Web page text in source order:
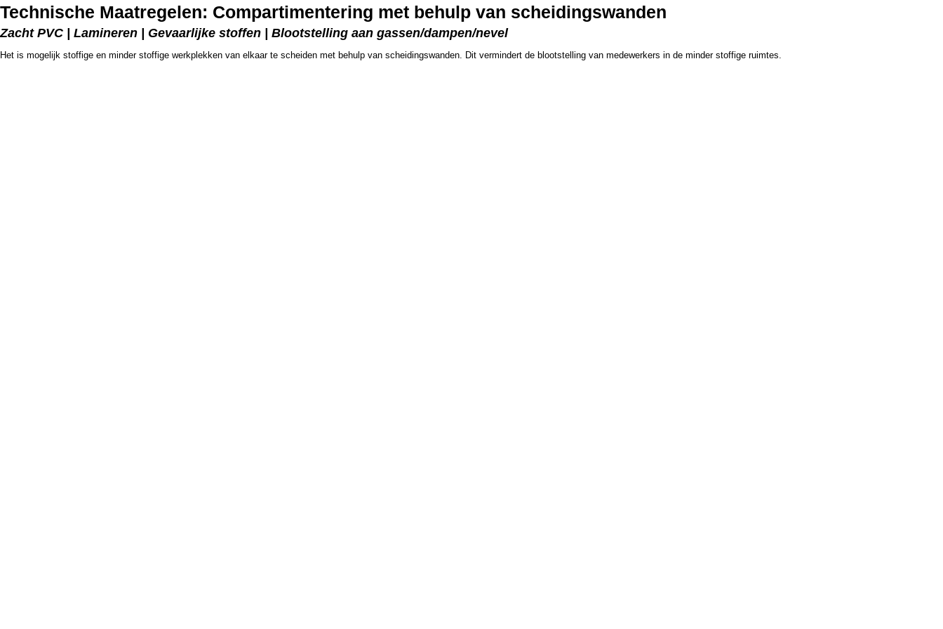
Technische Maatregelen: Compartimentering met behulp van scheidingswanden
Zacht PVC | Lamineren | Gevaarlijke stoffen | Blootstelling aan gassen/dampen/nevel
Het is mogelijk stoffige en minder stoffige werkplekken van elkaar te scheiden met behulp van scheidingswanden. Dit vermindert de blootstelling van medewerkers in de minder stoffige ruimtes.